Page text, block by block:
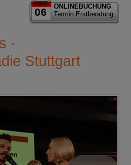
August
06
ONLINEBUCHUNG
Termin Erstberatung
·
Stuttgart